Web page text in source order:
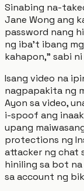
Sinabing na-
Jane Wong ang
password nang
ng iba't ibang
kahapon,” sabi
Isang video na
nagpapakita ng
Ayon sa video,
i-spoof ang
upang
protections ng
attacker ng chat
hiniling sa bot
sa account ng